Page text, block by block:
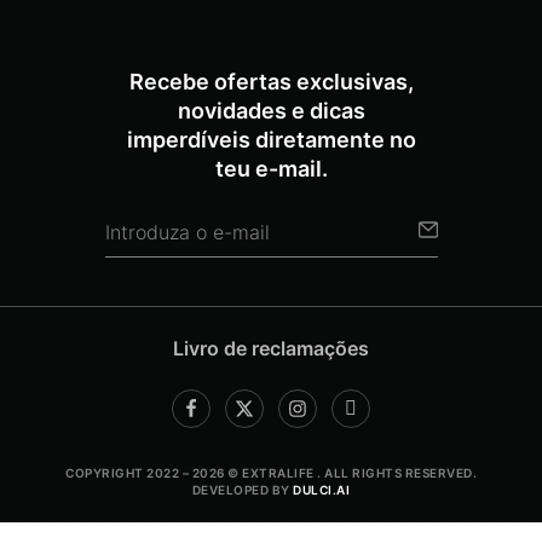
Recebe ofertas exclusivas,
novidades e dicas
imperdíveis diretamente no
teu e-mail.
Livro de reclamações
COPYRIGHT 2022 – 2026 © EXTRALIFE . ALL RIGHTS RESERVED.
DEVELOPED BYDULCI.AI